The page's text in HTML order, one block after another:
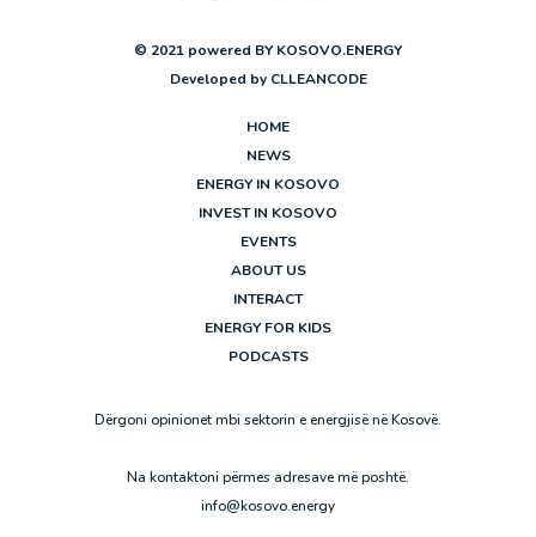
© 2021 powered BY KOSOVO.ENERGY
Developed by CLLEANCODE
HOME
NEWS
ENERGY IN KOSOVO
INVEST IN KOSOVO
EVENTS
ABOUT US
INTERACT
ENERGY FOR KIDS
PODCASTS
Dërgoni opinionet mbi sektorin e energjisë në Kosovë.
Na kontaktoni përmes adresave më poshtë.
info@kosovo.energy